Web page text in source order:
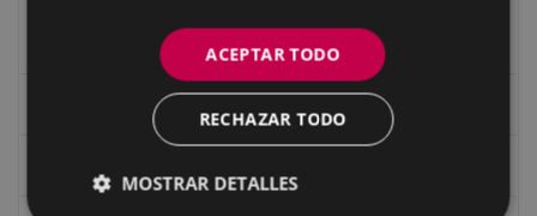
Indalecio Ojanguren Diputación de Gipuzkoa
ACEPTAR TODO
RECHAZAR TODO
MOSTRAR DETALLES